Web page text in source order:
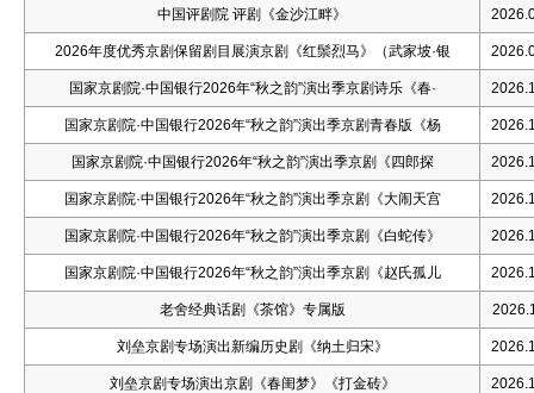
中国评剧院 评剧《金沙江畔》
2026年度优秀京剧保留剧目展演京剧《红鬃烈马》（武家坡·银
国家京剧院·中国银行2026年“秋之韵”演出季京剧诗乐《春·
国家京剧院·中国银行2026年“秋之韵”演出季京剧青春版《杨
国家京剧院·中国银行2026年“秋之韵”演出季京剧《四郎探
国家京剧院·中国银行2026年“秋之韵”演出季京剧《大闹天宫
国家京剧院·中国银行2026年“秋之韵”演出季京剧《白蛇传》
国家京剧院·中国银行2026年“秋之韵”演出季京剧《赵氏孤儿
老舍经典话剧《茶馆》专属版
刘垒京剧专场演出新编历史剧《纳土归宋》
刘垒京剧专场演出京剧《春闺梦》《打金砖》